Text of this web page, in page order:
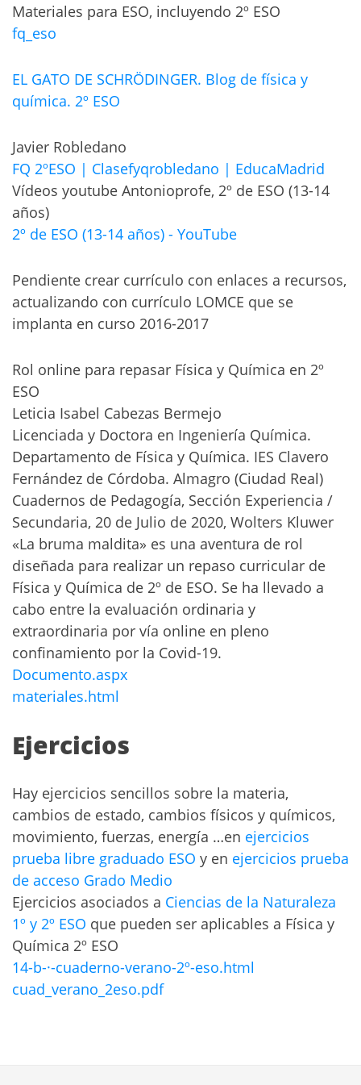
Materiales para ESO, incluyendo 2º ESO
fq_eso
EL GATO DE SCHRÖDINGER. Blog de física y
química. 2º ESO
Javier Robledano
FQ 2ºESO | Clasefyqrobledano | EducaMadrid
Vídeos youtube Antonioprofe, 2º de ESO (13-14
años)
2º de ESO (13-14 años) - YouTube
Pendiente crear currículo con enlaces a recursos,
actualizando con currículo LOMCE que se
implanta en curso 2016-2017
Rol online para repasar Física y Química en 2º
ESO
Leticia Isabel Cabezas Bermejo
Licenciada y Doctora en Ingeniería Química.
Departamento de Física y Química. IES Clavero
Fernández de Córdoba. Almagro (Ciudad Real)
Cuadernos de Pedagogía, Sección Experiencia /
Secundaria, 20 de Julio de 2020, Wolters Kluwer
«La bruma maldita» es una aventura de rol
diseñada para realizar un repaso curricular de
Física y Química de 2º de ESO. Se ha llevado a
cabo entre la evaluación ordinaria y
extraordinaria por vía online en pleno
confinamiento por la Covid-19.
Documento.aspx
materiales.html
Ejercicios
Hay ejercicios sencillos sobre la materia,
cambios de estado, cambios físicos y químicos,
movimiento, fuerzas, energía …en ejercicios
prueba libre graduado ESO y en ejercicios prueba
de acceso Grado Medio
Ejercicios asociados a Ciencias de la Naturaleza
1º y 2º ESO que pueden ser aplicables a Física y
Química 2º ESO
14-b-·-cuaderno-verano-2º-eso.html
cuad_verano_2eso.pdf